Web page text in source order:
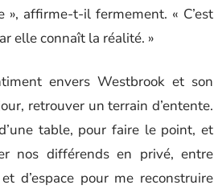
affirme-t-il fermement. « C’est
elle connaît la réalité. »
envers Westbrook et son
retrouver un terrain d’entente.
table, pour faire le point, et
nos différends en privé, entre
d’espace pour me reconstruire